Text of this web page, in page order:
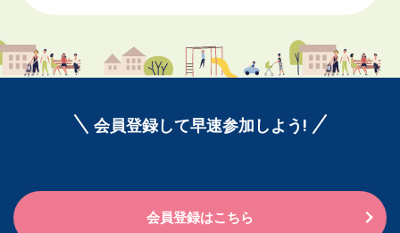
会員登録して早速参加しよう!
会員登録はこちら